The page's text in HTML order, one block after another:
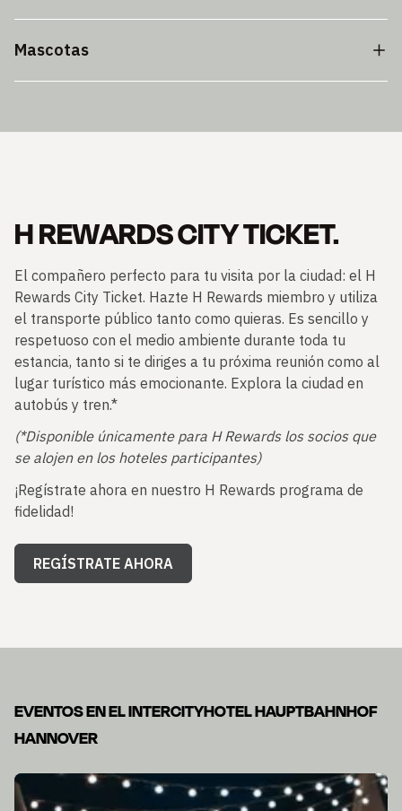
Mascotas
H REWARDS CITY TICKET.
El compañero perfecto para tu visita por la ciudad: el H
Rewards City Ticket. Hazte H Rewards miembro y utiliza
el transporte público tanto como quieras. Es sencillo y
respetuoso con el medio ambiente durante toda tu
estancia, tanto si te diriges a tu próxima reunión como al
lugar turístico más emocionante. Explora la ciudad en
autobús y tren.*
(*Disponible únicamente para H Rewards los socios que
se alojen en los hoteles participantes)
¡Regístrate ahora en nuestro H Rewards programa de
fidelidad!
REGÍSTRATE AHORA
EVENTOS EN EL INTERCITYHOTEL HAUPTBAHNHOF
HANNOVER
Diapositiva 1 de 2